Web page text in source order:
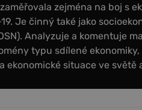
zejména na boj s
Je činný také jako
Analyzuje a komentuje
typu sdílené
ekonomické situace ve světě